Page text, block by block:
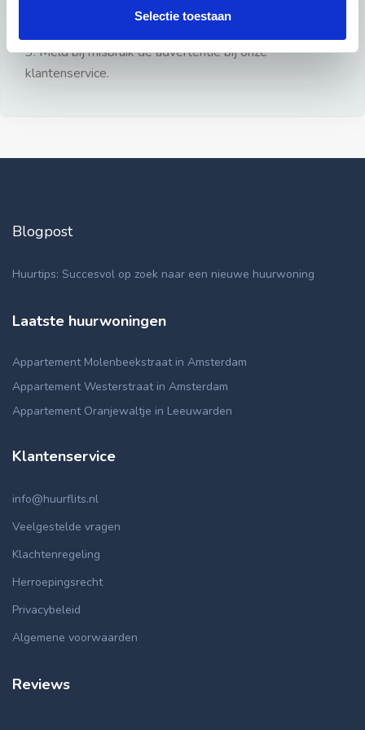
Selectie toestaan
3: Meld bij misbruik de advertentie bij onze
klantenservice.
Blogpost
Huurtips: Succesvol op zoek naar een nieuwe huurwoning
Laatste huurwoningen
Appartement Molenbeekstraat in Amsterdam
Appartement Westerstraat in Amsterdam
Appartement Oranjewaltje in Leeuwarden
Klantenservice
info@huurflits.nl
Veelgestelde vragen
Klachtenregeling
Herroepingsrecht
Privacybeleid
Algemene voorwaarden
Reviews